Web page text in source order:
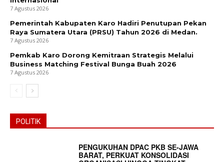
7 Agustus 2026
Pemerintah Kabupaten Karo Hadiri Penutupan Pekan
Raya Sumatera Utara (PRSU) Tahun 2026 di Medan.
7 Agustus 2026
Pemkab Karo Dorong Kemitraan Strategis Melalui
Business Matching Festival Bunga Buah 2026
7 Agustus 2026
POLITIK
PENGUKUHAN DPAC PKB SE-JAWA
BARAT, PERKUAT KONSOLIDASI